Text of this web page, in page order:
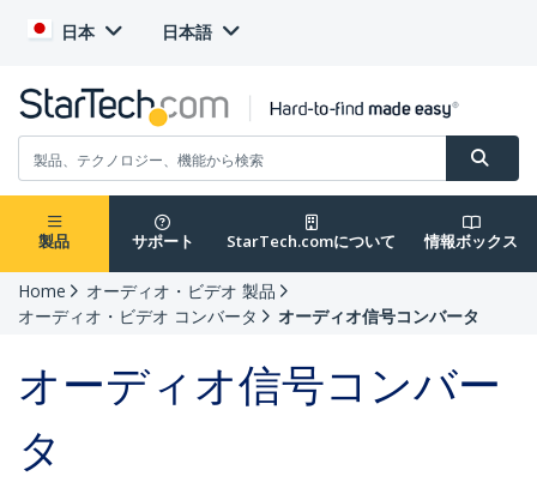
日本 日本語
製品 サポート StarTech.comについて 情報ボックス
Home
オーディオ・ビデオ 製品
オーディオ・ビデオ コンバータ
オーディオ信号コンバータ
オーディオ信号コンバー
タ